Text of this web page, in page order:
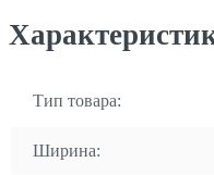
Тип товара:
Ширина: